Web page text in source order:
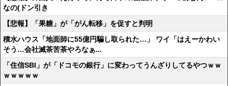
なの(ドン引き
【悲報】「果糖」が「がん転移」を促すと判明
積水ハウス「地面師に55億円騙し取られた…」 ワイ「はえーかわい
そう…会社滅茶苦茶やろなぁ...
「住信SBI」が「ドコモの銀行」に変わってうんざりしてるやつｗｗ
ｗｗｗｗｗ